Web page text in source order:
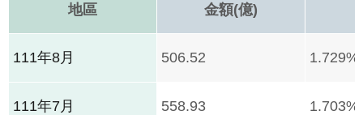
地區 金額(億)
111年8月 506.52 1.729%
111年7月 558.93 1.703%